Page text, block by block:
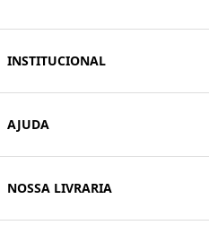
INSTITUCIONAL
AJUDA
NOSSA LIVRARIA